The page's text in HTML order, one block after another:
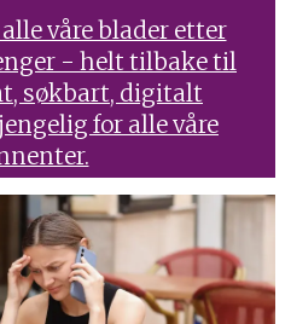
våre blader etter
- helt tilbake til
søkbart, digitalt
for alle våre